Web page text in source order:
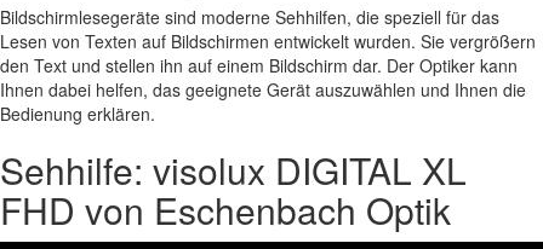
Bildschirmlesegeräte sind moderne Sehhilfen, die speziell für das
Lesen von Texten auf Bildschirmen entwickelt wurden. Sie vergrößern
den Text und stellen ihn auf einem Bildschirm dar. Der Optiker kann
Ihnen dabei helfen, das geeignete Gerät auszuwählen und Ihnen die
Bedienung erklären.
Sehhilfe: visolux DIGITAL XL
FHD von Eschenbach Optik